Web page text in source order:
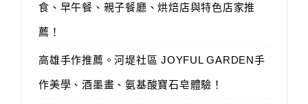
食、早午餐、親子餐廳、烘焙店與特色店家推
薦！
高雄手作推薦。河堤社區 JOYFUL GARDEN手
作美學、酒墨畫、氨基酸寶石皂體驗！